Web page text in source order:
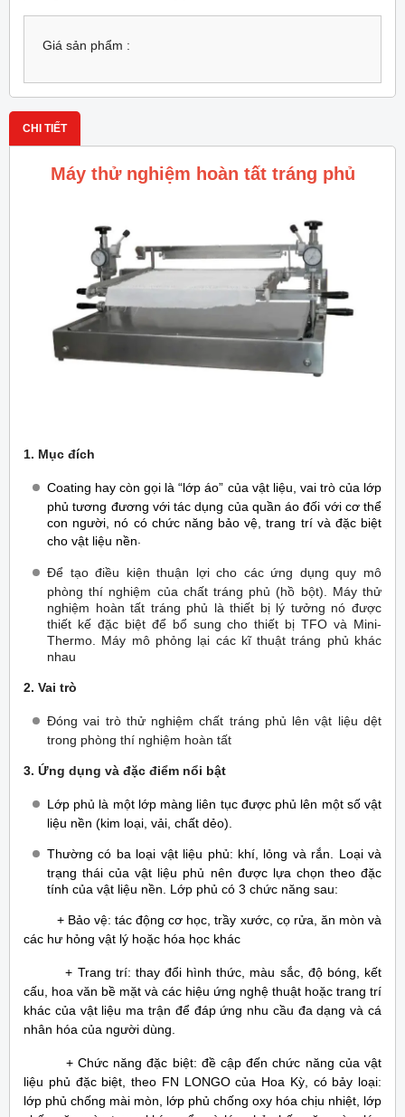
Giá sản phẩm :
CHI TIẾT
Máy thử nghiệm hoàn tất tráng phủ
1. Mục đích
Coating hay còn gọi là “lớp áo” của vật liệu, vai trò của lớp
phủ tương đương với tác dụng của quần áo đối với cơ thể
con người, nó có chức năng bảo vệ, trang trí và đặc biệt
cho vật liệu nền
Để tạo điều kiện thuận lợi cho các ứng dụng quy mô
phòng thí nghiệm của chất tráng phủ (hồ bột). Máy thử
nghiệm hoàn tất tráng phủ là thiết bị lý tưởng nó được
thiết kế đặc biệt để bổ sung cho thiết bị TFO và Mini-
Thermo. Máy mô phỏng lại các kĩ thuật tráng phủ khác
nhau
2. Vai trò
Đóng vai trò thử nghiệm chất tráng phủ lên vật liệu dệt
trong phòng thí nghiệm hoàn tất
3. Ứng dụng và đặc điểm nổi bật
Lớp phủ là một lớp màng liên tục được phủ lên một số vật
liệu nền (kim loại, vải, chất dẻo).
Thường có ba loại vật liệu phủ: khí, lỏng và rắn. Loại và
trạng thái của vật liệu phủ nên được lựa chọn theo đặc
tính của vật liệu nền. Lớp phủ có 3 chức năng sau:
+ Bảo vệ: tác động cơ học, trầy xước, cọ rửa, ăn mòn và
các hư hỏng vật lý hoặc hóa học khác
+ Trang trí: thay đổi hình thức, màu sắc, độ bóng, kết
cấu, hoa văn bề mặt và các hiệu ứng nghệ thuật hoặc trang trí
khác của vật liệu ma trận để đáp ứng nhu cầu đa dạng và cá
nhân hóa của người dùng.
+ Chức năng đặc biệt: đề cập đến chức năng của vật
liệu phủ đặc biệt, theo FN LONGO của Hoa Kỳ, có bảy loại:
lớp phủ chống mài mòn, lớp phủ chống oxy hóa chịu nhiệt, lớp